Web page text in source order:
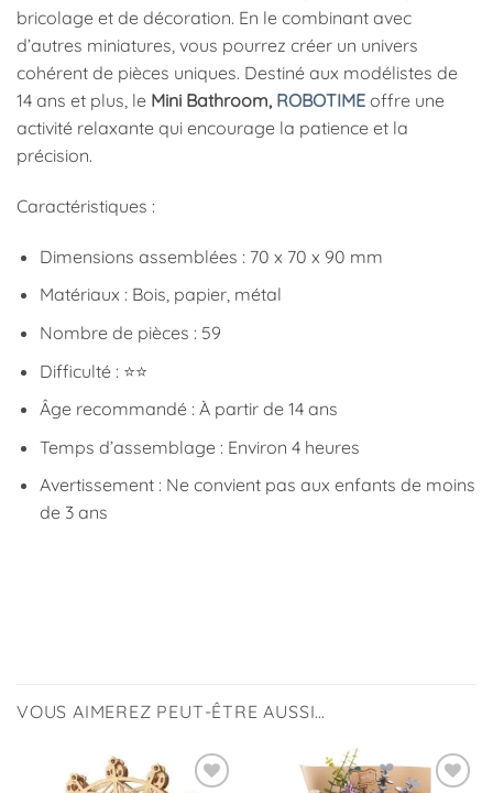
bricolage et de décoration. En le combinant avec
d’autres miniatures, vous pourrez créer un univers
cohérent de pièces uniques. Destiné aux modélistes de
14 ans et plus, le Mini Bathroom, ROBOTIME offre une
activité relaxante qui encourage la patience et la
précision.
Caractéristiques :
Dimensions assemblées : 70 x 70 x 90 mm
Matériaux : Bois, papier, métal
Nombre de pièces : 59
Difficulté : ⭐⭐
Âge recommandé : À partir de 14 ans
Temps d’assemblage : Environ 4 heures
Avertissement : Ne convient pas aux enfants de moins
de 3 ans
VOUS AIMEREZ PEUT-ÊTRE AUSSI…